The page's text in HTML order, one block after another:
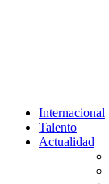
Internacional
Talento
Actualidad